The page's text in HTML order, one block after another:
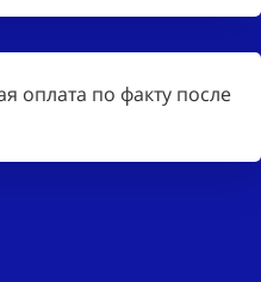
оплата по факту после